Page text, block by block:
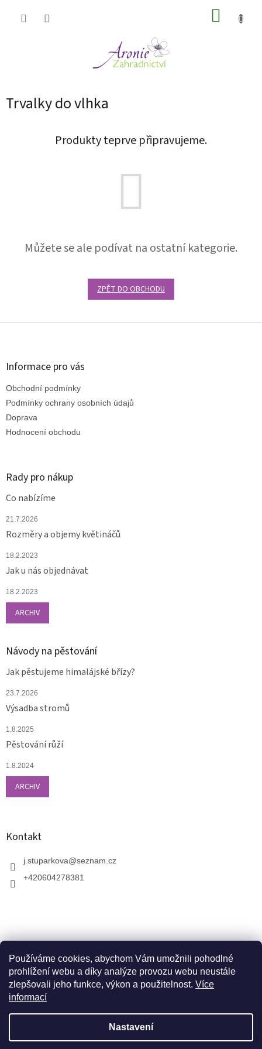
Používáme cookies, abychom Vám umožnili pohodlné
prohlížení webu a díky analýze provozu webu neustále
zlepšovali jeho funkce, výkon a použitelnost. Více
informací
Nastavení
V zahradnictví je možné osobně vybírat stromy a
dopravou. Otevřeno máme ve středu, v pátek a v neděli
Trvalky do vlhka
Produkty teprve připravujeme.
Můžete se ale podívat na ostatní kategorie.
ZPĚT DO OBCHODU
Z
Informace pro vás
Obchodní podmínky
Podmínky ochrany osobních údajů
Doprava
Hodnocení obchodu
Rady pro nákup
Co nabízíme
21.7.2026
Rozměry a objemy květináčů
18.2.2023
Jak u nás objednávat
18.2.2023
ARCHIV
Návody na pěstování
Jak pěstujeme himalájské břízy?
23.7.2026
Výsadba stromů
1.8.2025
Pěstování růží
1.8.2024
ARCHIV
Kontakt
j.stuparkova@seznam.cz
+420604278381